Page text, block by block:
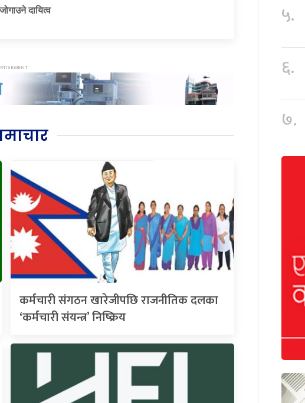
दायित्व
कर्मचारी संगठन खारेजीपछि राजनीतिक दलका
‘कर्मचारी संयन्त्र’ निष्क्रिय
५.
६.
७.